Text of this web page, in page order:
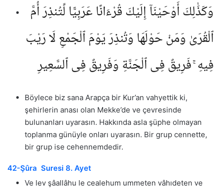
وَكَذَٰلِكَ أَوْحَيْنَآ إِلَيْكَ قُرْءَانًا عَرَبِيًّا لِّتُنذِرَ أُمَّ
ٱلْقُرَىٰ وَمَنْ حَوْلَهَا وَتُنذِرَ يَوْمَ ٱلْجَمْعِ لَا رَيْبَ
فِيهِ ۚ فَرِيقٌ فِى ٱلْجَنَّةِ وَفَرِيقٌ فِى ٱلسَّعِيرِ
Böylece biz sana Arapça bir Kur’an vahyettik ki,
şehirlerin anası olan Mekke’de ve çevresinde
bulunanları uyarasın. Hakkında asla şüphe olmayan
toplanma günüyle onları uyarasın. Bir grup cennette,
bir grup ise cehennemdedir.
42-Şûra Suresi 8. Ayet
Ve lev şâallâhu le cealehum ummeten vâhıdeten ve